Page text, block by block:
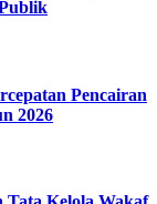
Pencairan
2026